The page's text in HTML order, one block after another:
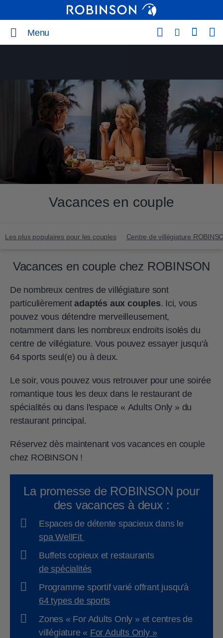
Menu
Vacances en couple
Les plus populaires pour les couples Centre de villégiature
Vacances en couple chez ROBINSON
De nombreux centres de villégiature sont
particulièrementadaptés aux couples. Ici, vous
pouvez vous détendre merveilleusement,
notamment dans les nombreux endroits isolés du
centre de villégiature. Vous pouvez essayer jusqu'à
64 sports seul(e) ou à deux.
Le soir, vous pouvez vous retrouver pour une soirée
romantique tous les deux dans le restaurant de
spécialités ou dans l'espace « Adults Only » du
restaurant principal.
Réservez dès maintenant vos vacances en couple
chez ROBINSON !
La promesse de ROBINSON pour
des vacances à deux :
Espaces de détente spacieux dans le
spa WellFit
Buffets copieux et restaurants
de spécialités
Programme sportif varié offrant jusqu'à
64 types de sports
Zones « For Adults Only » et centres de
villégiature « For Adults Only »